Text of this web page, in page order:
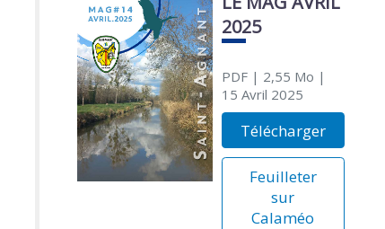
2025
PDF| 2,55 Mo |
15 Avril 2025
Télécharger
Feuilleter
sur
Calaméo